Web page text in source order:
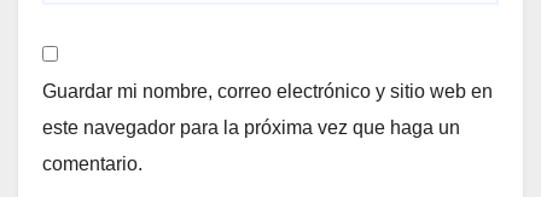
Guardar mi nombre, correo electrónico y sitio web en
este navegador para la próxima vez que haga un
comentario.